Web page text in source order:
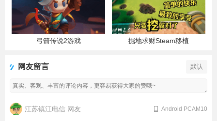
弓箭传说2游戏 掘地求财Steam移植
网友留言 默认
江苏镇江电信 网友 Android PCAM10